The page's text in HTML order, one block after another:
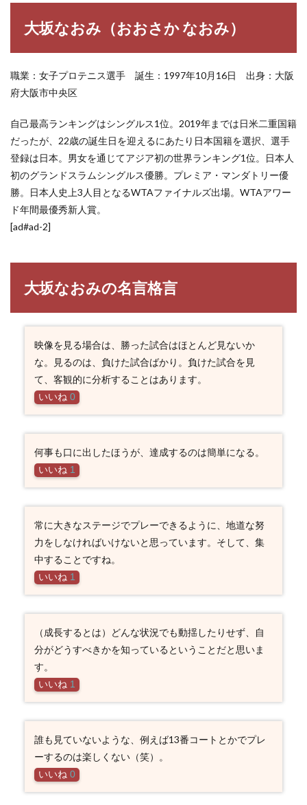
大坂なおみ（おおさか なおみ）
職業：女子プロテニス選手 誕生：1997年10月16日 出身：大阪
府大阪市中央区
自己最高ランキングはシングルス1位。2019年までは日米二重国籍
だったが、22歳の誕生日を迎えるにあたり日本国籍を選択、選手
登録は日本。男女を通じてアジア初の世界ランキング1位。日本人
初のグランドスラムシングルス優勝。プレミア・マンダトリー優
勝。日本人史上3人目となるWTAファイナルズ出場。WTAアワー
ド年間最優秀新人賞。
[ad#ad-2]
大坂なおみの名言格言
映像を見る場合は、勝った試合はほとんど見ないか
な。見るのは、負けた試合ばかり。負けた試合を見
て、客観的に分析することはあります。
いいね 0
何事も口に出したほうが、達成するのは簡単になる。
いいね 1
常に大きなステージでプレーできるように、地道な努
力をしなければいけないと思っています。そして、集
中することですね。
いいね 1
（成長するとは）どんな状況でも動揺したりせず、自
分がどうすべきかを知っているということだと思いま
す。
いいね 1
誰も見ていないような、例えば13番コートとかでプレ
ーするのは楽しくない（笑）。
いいね 0